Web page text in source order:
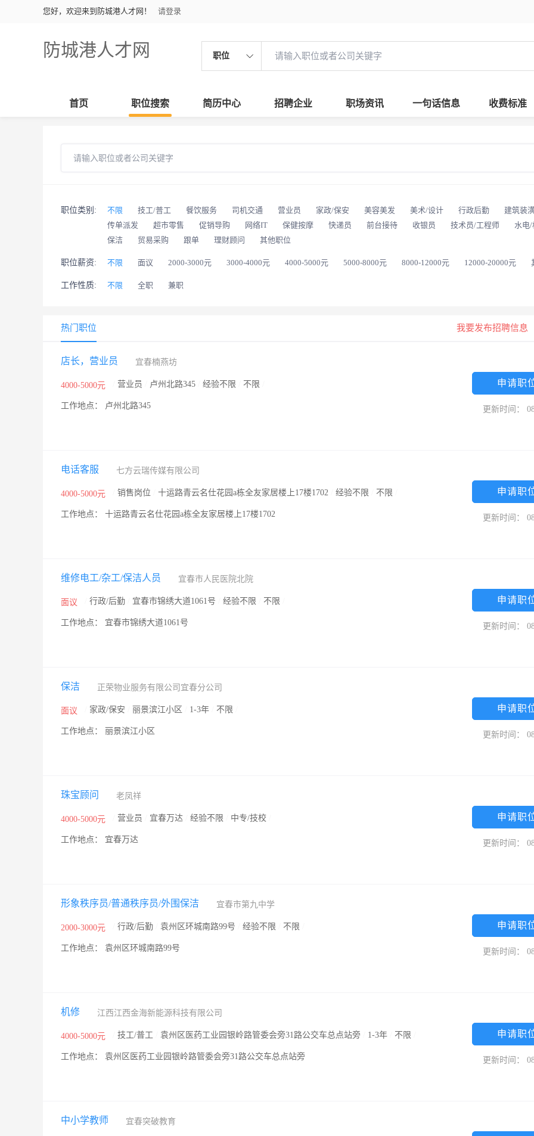
您好，欢迎来到防城港人才网！ 请登录
防城港人才网 职位
首页 职位搜索 简历中心 招聘企业 职场资讯 一句话信息 收费标准
职位类别: 不限 技工/普工 餐饮服务 司机交通 营业员 家政/保安 美容美发 美术/设计 行政后勤 建筑装
传单派发
超市零售 促销导购 网络IT 保健按摩 快递员 前台接待 收银员 技术员/工程师 水电/
保洁
贸易采购 跟单 理财顾问 其他职位
职位薪资: 不限 面议 2000-3000元 3000-4000元 4000-5000元 5000-8000元 8000-12000元 12000-20000元
工作性质: 不限 全职 兼职
热门职位 我要发布招聘信息
店长，营业员 宜春楠燕坊
4000-5000元 营业员 卢州北路345 经验不限 不限
工作地点： 卢州北路345
申请职
更新时间：
电话客服 七方云瑞传媒有限公司
4000-5000元 销售岗位 十运路青云名仕花园a栋全友家居楼上17楼1702 经验不限 不限
工作地点： 十运路青云名仕花园a栋全友家居楼上17楼1702
申请职
更新时间：
维修电工/杂工/保洁人员 宜春市人民医院北院
面议 行政/后勤 宜春市锦绣大道1061号 经验不限 不限
工作地点： 宜春市锦绣大道1061号
申请职
更新时间：
保洁 正荣物业服务有限公司宜春分公司
面议 家政/保安 丽景滨江小区 1-3年 不限
工作地点： 丽景滨江小区
申请职
更新时间：
珠宝顾问 老凤祥
4000-5000元 营业员 宜春万达 经验不限 中专/技校
工作地点： 宜春万达
申请职
更新时间：
形象秩序员/普通秩序员/外围保洁 宜春市第九中学
2000-3000元 行政/后勤 袁州区环城南路99号 经验不限 不限
工作地点： 袁州区环城南路99号
申请职
更新时间：
机修 江西江西金海新能源科技有限公司
4000-5000元 技工/普工 袁州区医药工业园银岭路管委会旁31路公交车总点站旁 1-3年 不限
工作地点： 袁州区医药工业园银岭路管委会旁31路公交车总点站旁
申请职
更新时间：
中小学教师 宜春突破教育